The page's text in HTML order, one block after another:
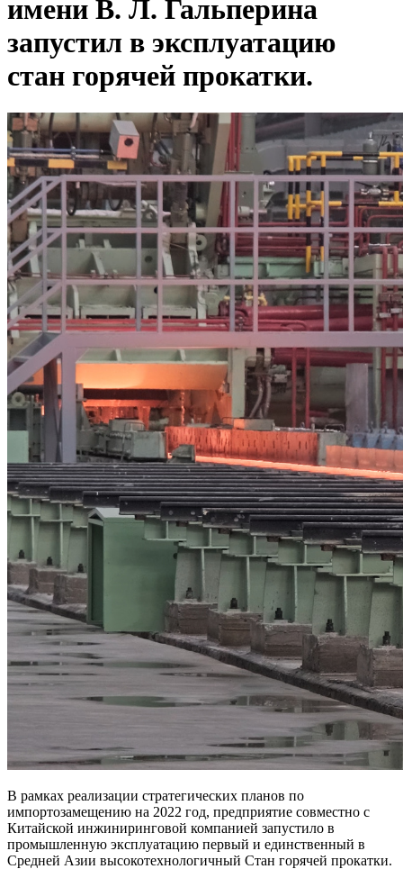
имени В. Л. Гальперина
запустил в эксплуатацию
стан горячей прокатки.
В рамках реализации стратегических планов по
импортозамещению на 2022 год, предприятие совместно с
Китайской инжиниринговой компанией запустило в
промышленную эксплуатацию первый и единственный в
Средней Азии высокотехнологичный Стан горячей прокатки.